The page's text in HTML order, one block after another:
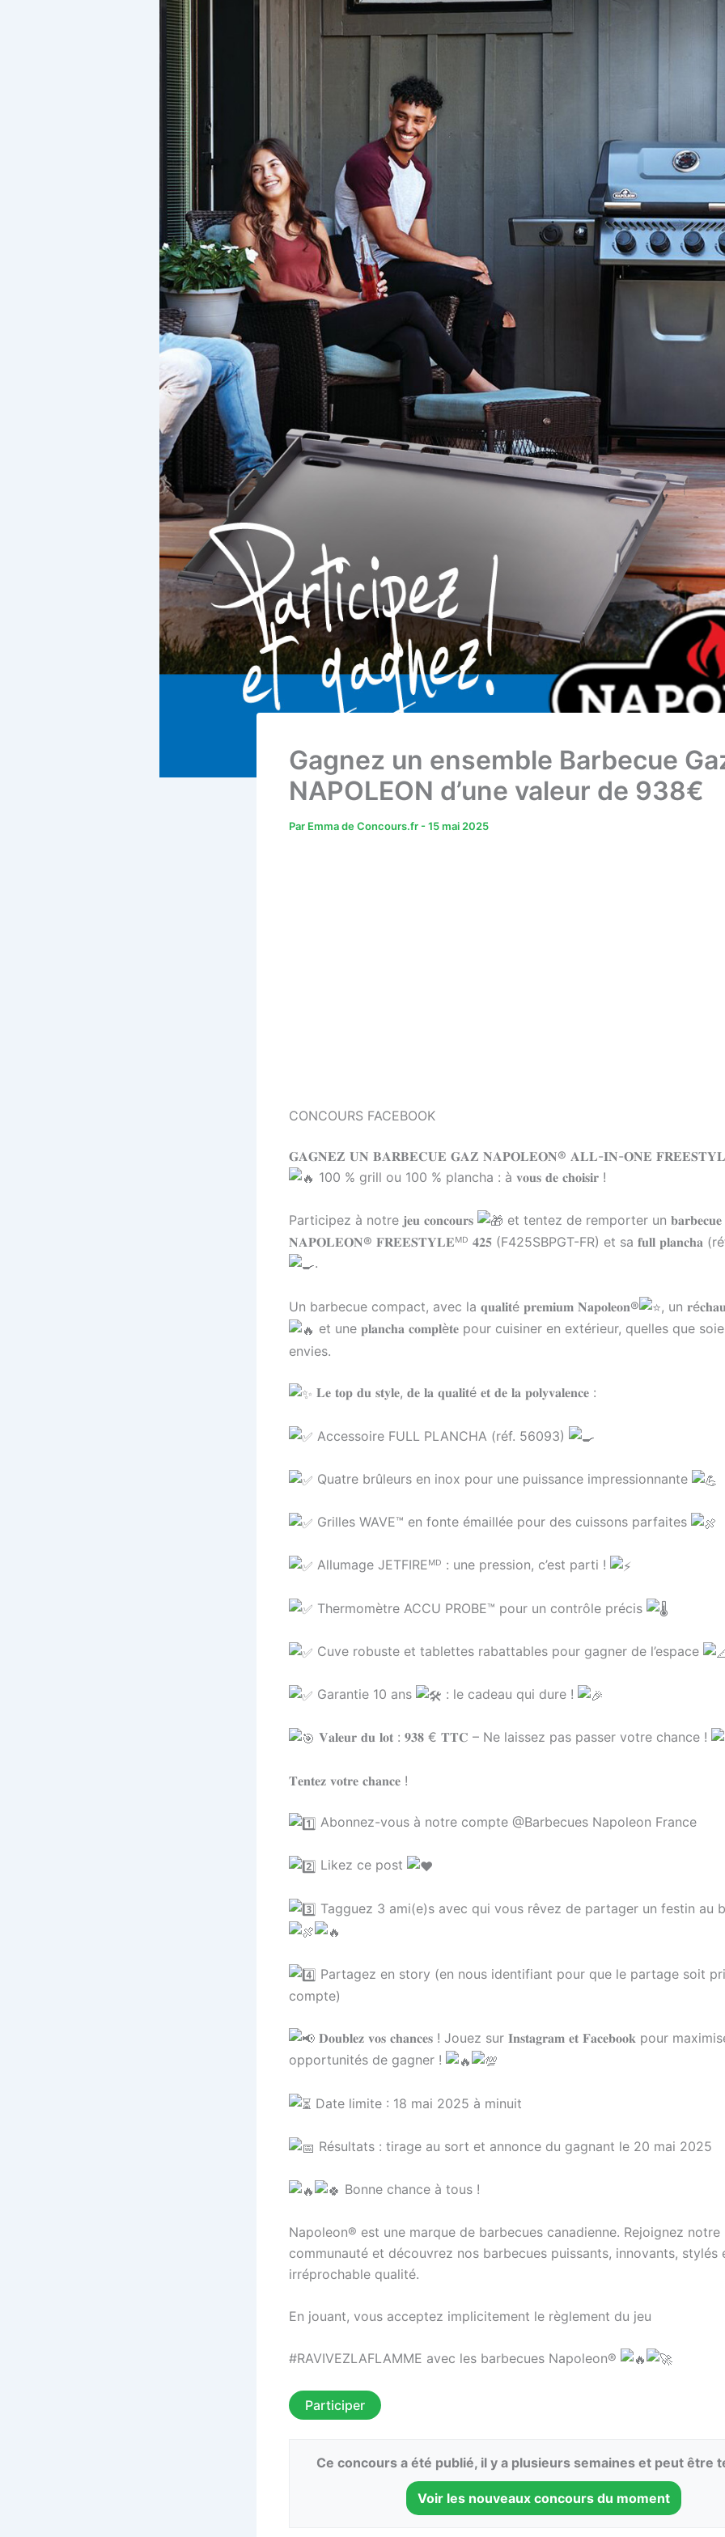
Gagnez un ensemble Barbecue
NAPOLEON d’une valeur de 938€
Par Emma de Concours.fr -15 mai 2025
CONCOURS FACEBOOK
𝐆𝐀𝐆𝐍𝐄𝐙 𝐔𝐍 𝐁𝐀𝐑𝐁𝐄𝐂𝐔𝐄 𝐆𝐀𝐙 𝐍𝐀𝐏𝐎𝐋𝐄𝐎𝐍® 𝐀𝐋𝐋-𝐈𝐍-𝐎𝐍𝐄
100 % grill ou 100 % plancha : à 𝐯𝐨𝐮𝐬 𝐝𝐞 𝐜𝐡𝐨𝐢𝐬𝐢𝐫 !
Participez à notre 𝐣𝐞𝐮 𝐜𝐨𝐧𝐜𝐨𝐮𝐫𝐬
et tentez de remporter un 𝐛𝐚𝐫𝐛𝐞𝐜𝐮𝐞
𝐍𝐀𝐏𝐎𝐋𝐄𝐎𝐍® 𝐅𝐑𝐄𝐄𝐒𝐓𝐘𝐋𝐄ᴹᴰ 𝟒𝟐𝟓 (F425SBPGT-FR) et sa 𝐟𝐮𝐥𝐥 𝐩𝐥𝐚𝐧𝐜𝐡𝐚
.
Un barbecue compact, avec la 𝐪𝐮𝐚𝐥𝐢𝐭é 𝐩𝐫𝐞𝐦𝐢𝐮𝐦 𝐍𝐚𝐩𝐨𝐥𝐞𝐨𝐧®
, un
et une 𝐩𝐥𝐚𝐧𝐜𝐡𝐚 𝐜𝐨𝐦𝐩𝐥è𝐭𝐞 pour cuisiner en extérieur, quelles que
envies.
𝐋𝐞 𝐭𝐨𝐩 𝐝𝐮 𝐬𝐭𝐲𝐥𝐞, 𝐝𝐞 𝐥𝐚 𝐪𝐮𝐚𝐥𝐢𝐭é 𝐞𝐭 𝐝𝐞 𝐥𝐚 𝐩𝐨𝐥𝐲𝐯𝐚𝐥𝐞𝐧𝐜𝐞 :
Accessoire FULL PLANCHA (réf. 56093)
Quatre brûleurs en inox pour une puissance impressionnante
Grilles WAVE™ en fonte émaillée pour des cuissons parfaites
Allumage JETFIREᴹᴰ : une pression, c’est parti !
Thermomètre ACCU PROBE™ pour un contrôle précis
Cuve robuste et tablettes rabattables pour gagner de l’espace
Garantie 10 ans : le cadeau qui dure !
𝐕𝐚𝐥𝐞𝐮𝐫 𝐝𝐮 𝐥𝐨𝐭 : 𝟗𝟑𝟖 € 𝐓𝐓𝐂 – Ne laissez pas passer votre chance !
𝐓𝐞𝐧𝐭𝐞𝐳 𝐯𝐨𝐭𝐫𝐞 𝐜𝐡𝐚𝐧𝐜𝐞 !
Abonnez-vous à notre compte @Barbecues Napoleon France
Likez ce post
Tagguez 3 ami(e)s avec qui vous rêvez de partager un festin au
Partagez en story (en nous identifiant pour que le partage soit
compte)
𝐃𝐨𝐮𝐛𝐥𝐞𝐳 𝐯𝐨𝐬 𝐜𝐡𝐚𝐧𝐜𝐞𝐬 ! Jouez sur 𝐈𝐧𝐬𝐭𝐚𝐠𝐫𝐚𝐦 𝐞𝐭 𝐅𝐚𝐜𝐞𝐛𝐨𝐨𝐤 pour
opportunités de gagner !
Date limite : 18 mai 2025 à minuit
Résultats : tirage au sort et annonce du gagnant le 20 mai 2025
Bonne chance à tous !
Napoleon® est une marque de barbecues canadienne. Rejoignez notre
communauté et découvrez nos barbecues puissants, innovants, stylés
irréprochable qualité.
En jouant, vous acceptez implicitement le règlement du jeu
#RAVIVEZLAFLAMME avec les barbecues Napoleon®
Participer
Ce concours a été publié, il y a plusieurs semaines et peut être
Voir les nouveaux concours du moment